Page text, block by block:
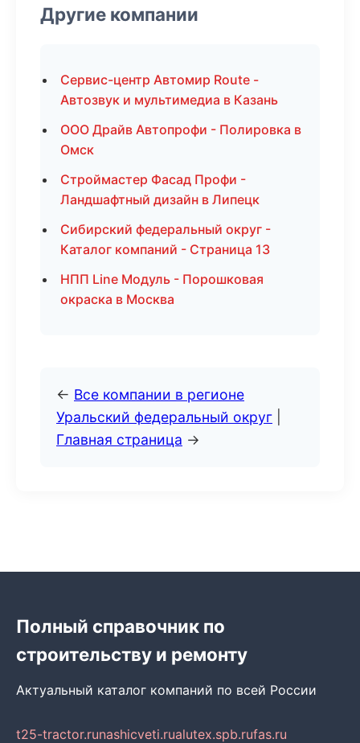
Другие компании
Сервис-центр Автомир Route -
Автозвук и мультимедиа в Казань
ООО Драйв Автопрофи - Полировка в
Омск
Строймастер Фасад Профи -
Ландшафтный дизайн в Липецк
Сибирский федеральный округ -
Каталог компаний - Страница 13
НПП Line Модуль - Порошковая
окраска в Москва
← Все компании в регионе
Уральский федеральный округ
Главная страница →
Полный справочник по
строительству и ремонту
Актуальный каталог компаний по всей России
t25-tractor.runashicveti.rualutex.spb.rufas.ru